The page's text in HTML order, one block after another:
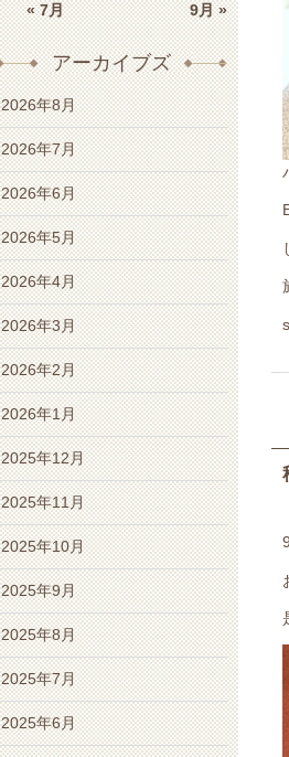
« 7月 9月 »
アーカイブズ
2026年8月
2026年7月
2026年6月
2026年5月
2026年4月
2026年3月
2026年2月
2026年1月
2025年12月
2025年11月
2025年10月
2025年9月
2025年8月
2025年7月
2025年6月